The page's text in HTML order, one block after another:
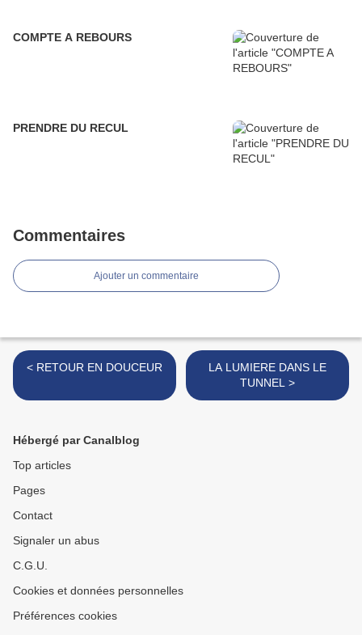
COMPTE A REBOURS
PRENDRE DU RECUL
Commentaires
Ajouter un commentaire
< RETOUR EN DOUCEUR
LA LUMIERE DANS LE
TUNNEL >
Hébergé par Canalblog
Top articles
Pages
Contact
Signaler un abus
C.G.U.
Cookies et données personnelles
Préférences cookies